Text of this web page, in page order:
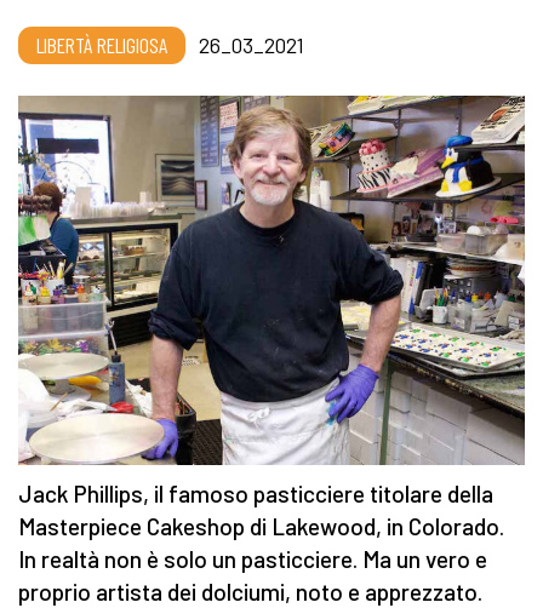
LIBERTÀ RELIGIOSA 26_03_2021
Jack Phillips, il famoso pasticciere titolare della
Masterpiece Cakeshop di Lakewood, in Colorado.
In realtà non è solo un pasticciere. Ma un vero e
proprio artista dei dolciumi, noto e apprezzato.